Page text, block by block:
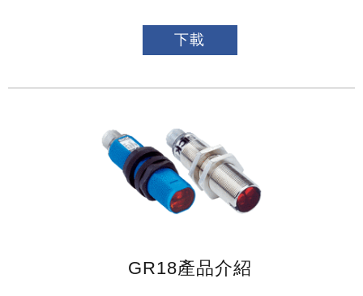
下載
GR18產品介紹